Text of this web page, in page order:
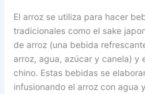
El arroz se utiliza para hacer
tradicionales como el sake
de arroz (una bebida
arroz, agua, azúcar y canela) y
chino. Estas bebidas se
infusionando el arroz con agua